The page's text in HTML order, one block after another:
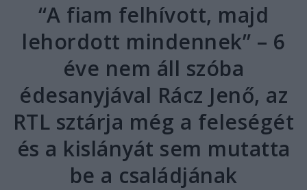
“A fiam felhívott, majd
lehordott mindennek” – 6
éve nem áll szóba
édesanyjával Rácz Jenő, az
RTL sztárja még a feleségét
és a kislányát sem mutatta
be a családjának